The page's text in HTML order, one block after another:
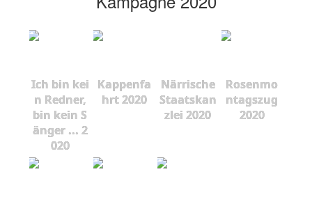
Ich bin kei
n Redner,
bin kein S
änger ... 2
020
Kappenfa
hrt 2020
Närrische
Staatskan
zlei 2020
Rosenmo
ntagszug
2020